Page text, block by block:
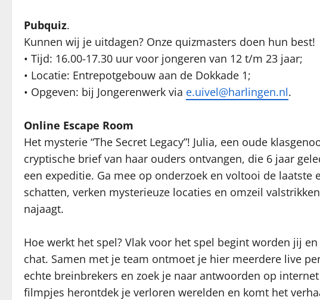
Pubquiz.
Kunnen wij je uitdagen? Onze quizmasters doen hun best!
• Tijd: 16.00-17.30 uur voor jongeren van 12 t/m 23 jaar;
• Locatie: Entrepotgebouw aan de Dokkade 1;
• Opgeven: bij Jongerenwerk via e.uivel@harlingen.nl.
Online Escape Room
Het mysterie “The Secret Legacy”! Julia, een oude
cryptische brief van haar ouders ontvangen, die 6 jaar
een expeditie. Ga mee op onderzoek en voltooi de laatste
schatten, verken mysterieuze locaties en omzeil
najaagt.
Hoe werkt het spel? Vlak voor het spel begint worden jij
chat. Samen met je team ontmoet je hier meerdere live
echte breinbrekers en zoek je naar antwoorden op
filmpjes herontdek je verloren werelden en komt het